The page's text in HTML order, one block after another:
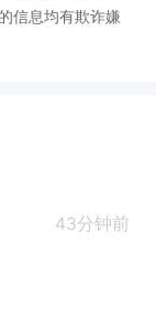
信息均有欺诈嫌
43分钟前